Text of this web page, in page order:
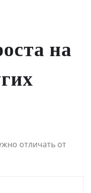
на
отличать от